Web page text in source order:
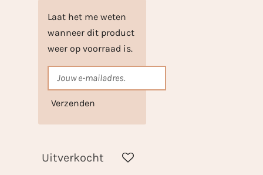
Laat het me weten
wanneer dit product
weer op voorraad is.
Verzenden
Uitverkocht